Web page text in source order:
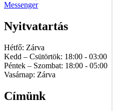
Messenger
Nyitvatartás
Hétfő: Zárva
Kedd – Csütörtök: 18:00 - 03:00
Péntek – Szombat: 18:00 - 05:00
Vasárnap: Zárva
Címünk